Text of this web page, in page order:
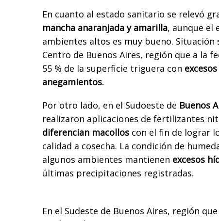
En cuanto al estado sanitario se relevó
mancha anaranjada y amarilla, aunque el
ambientes altos es muy bueno.
Centro de Buenos Aires, región que a la
55 % de la superficie triguera con
anegamientos.
Por otro lado, en el Sudoeste de Buenos
realizaron aplicaciones de fertilizantes
diferencian macollos con el fin de lograr
calidad a cosecha. La condición de
algunos ambientes mantienen excesos
últimas precipitaciones registradas.
En el Sudeste de Buenos Aires, región